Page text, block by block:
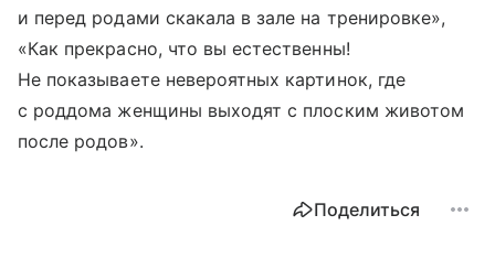
и перед родами скакала в зале на тренировке»,
«Как прекрасно, что вы естественны!
Не показываете невероятных картинок, где
с роддома женщины выходят с плоским животом
после родов».
Поделиться